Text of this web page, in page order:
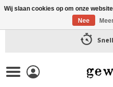
Wij slaan cookies op om onze
Nee